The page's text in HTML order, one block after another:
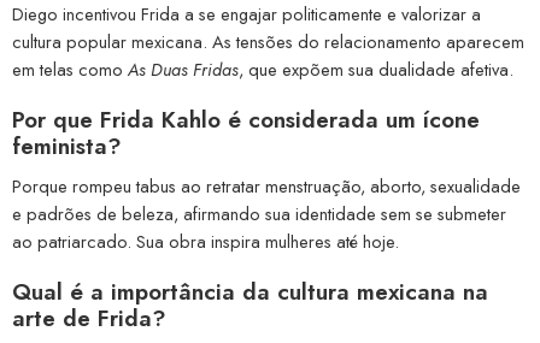
Diego incentivou Frida a se engajar politicamente e valorizar a
cultura popular mexicana. As tensões do relacionamento aparecem
em telas como As Duas Fridas, que expõem sua dualidade afetiva.
Por que Frida Kahlo é considerada um ícone
feminista?
Porque rompeu tabus ao retratar menstruação, aborto, sexualidade
e padrões de beleza, afirmando sua identidade sem se submeter
ao patriarcado. Sua obra inspira mulheres até hoje.
Qual é a importância da cultura mexicana na
arte de Frida?